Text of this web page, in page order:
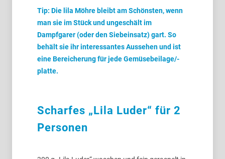
Tip: Die lila Möhre bleibt am Schönsten, wenn
man sie im Stück und ungeschält im
Dampfgarer (oder den Siebeinsatz) gart. So
behält sie ihr interessantes Aussehen und ist
eine Bereicherung für jede Gemüsebeilage/-
platte.
Scharfes „Lila Luder“ für 2
Personen